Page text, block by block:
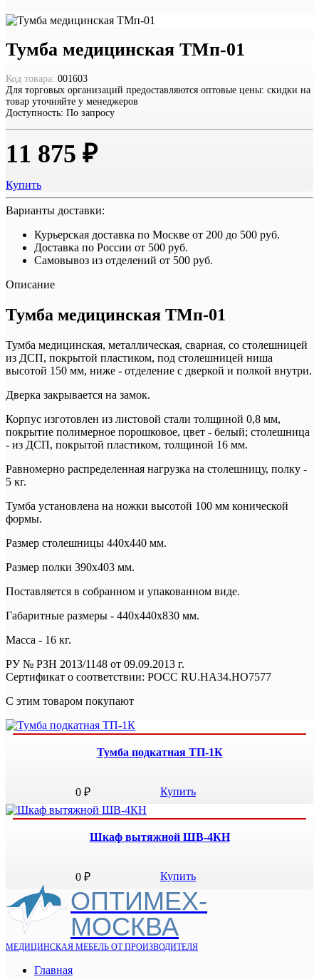
Тумба медицинская ТМп-01
Код товара: 001603
Для торговых организаций предоставляются оптовые цены: скидки на
товар уточняйте у менеджеров
Доступность: По запросу
11 875 ₽
Купить
Варианты доставки:
Курьерская доставка по Москве от 200 до 500 руб.
Доставка по России от 500 руб.
Самовывоз из отделений от 500 руб.
Описание
Тумба медицинcкая ТМп-01
Тумба медицинская, металлическая, сварная, со столешницей
из ДСП, покрытой пластиком, под столешницей ниша
высотой 150 мм, ниже - отделение с дверкой и полкой внутри.
Дверка закрывается на замок.
Корпус изготовлен из листовой стали толщиной 0,8 мм,
покрытие полимерное порошковое, цвет - белый; столешница
- из ДСП, покрытой пластиком, толщиной 16 мм.
Равномерно распределенная нагрузка на столешницу, полку -
5 кг.
Тумба установлена на ножки высотой 100 мм конической
формы.
Размер столешницы 440х440 мм.
Размер полки 390х403 мм.
Поставляется в собранном и упакованном виде.
Габаритные размеры - 440х440х830 мм.
Масса - 16 кг.
РУ № РЗН 2013/1148 от 09.09.2013 г.
Сертификат о соответствии: РОСС RU.НА34.НО7577
С этим товаром покупают
Тумба подкатная ТП-1К
0 ₽ Купить
Шкаф вытяжной ШВ-4КН
0 ₽ Купить
ОПТИМЕХ-
МОСКВА
МЕДИЦИНСКАЯ МЕБЕЛЬ ОТ ПРОИЗВОДИТЕЛЯ
Главная